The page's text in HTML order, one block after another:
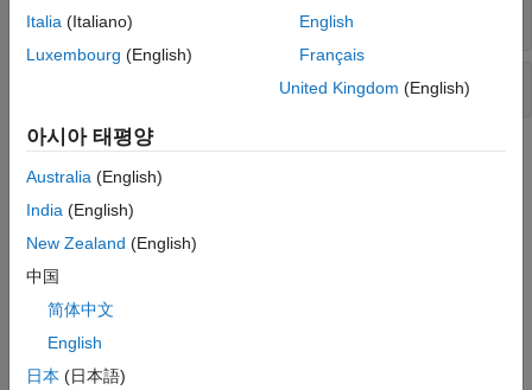
손실 연산
도움말 항목
사용자 지정 훈련 루프
Train Deep Learning Model in MATLAB
Learn how to define and customize loss functions for deep
learning workflows.
Custom Training Loops
Italia (Italiano)
Luxembourg (English)
English
Français
United Kingdom (English)
아시아 태평양
Australia (English)
India (English)
New Zealand (English)
中国
简体中文
English
日本 (日本語)